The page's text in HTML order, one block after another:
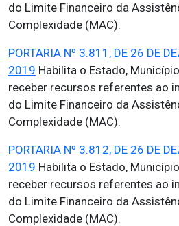
do Limite Financeiro da
Complexidade (MAC).
PORTARIA Nº 3.811, DE 26 DE
2019 Habilita o Estado,
receber recursos referentes ao
do Limite Financeiro da
Complexidade (MAC).
PORTARIA Nº 3.812, DE 26 DE
2019 Habilita o Estado,
receber recursos referentes ao
do Limite Financeiro da
Complexidade (MAC).